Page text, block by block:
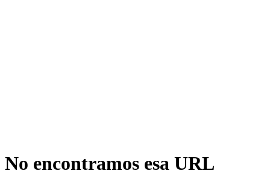
No encontramos esa URL